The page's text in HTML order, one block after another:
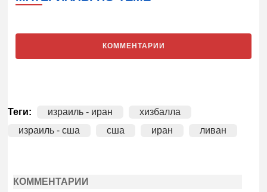
КОММЕНТАРИИ
Теги: израиль - иран
хизбалла
израиль - сша
сша иран ливан
КОММЕНТАРИИ